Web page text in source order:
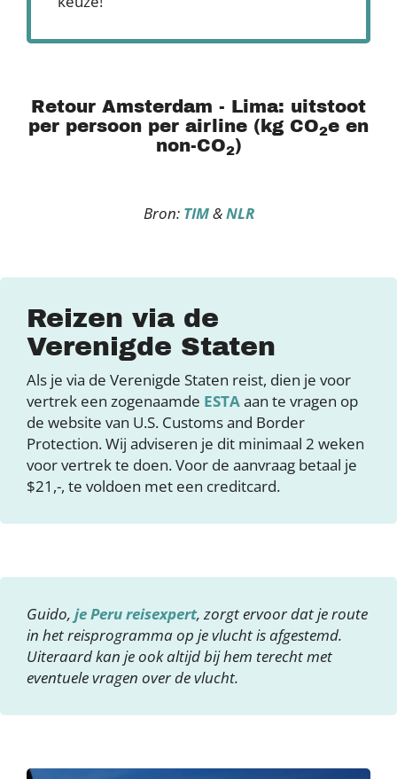
Retour Amsterdam - Lima: uitstoot
per persoon per airline (kg CO2e en
non-CO2)
Bron: TIM&NLR
Reizen via de
Verenigde Staten
Als je via de Verenigde Staten reist, dien je voor
vertrek een zogenaamde ESTAaan te vragen op
de website van U.S. Customs and Border
Protection. Wij adviseren je dit minimaal 2 weken
voor vertrek te doen. Voor de aanvraag betaal je
$21,-, te voldoen met een creditcard.
Guido, je Peru reisexpert, zorgt ervoor dat je route
in het reisprogramma op je vlucht is afgestemd.
Uiteraard kan je ook altijd bij hem terecht met
eventuele vragen over de vlucht.